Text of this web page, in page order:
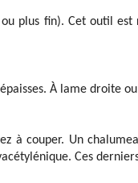
plus fin). Cet outil
À lame droite
couper. Un
Ces